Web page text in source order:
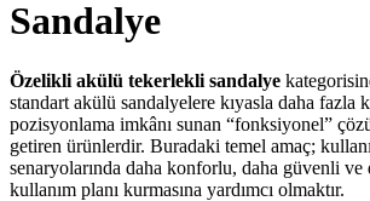
Sandalye
Özelikli akülü tekerlekli sandalye
standart akülü sandalyelere kıyasla daha fazla
pozisyonlama imkânı sunan “fonksiyonel”
getiren ürünlerdir. Buradaki temel amaç;
senaryolarında daha konforlu, daha güvenli
kullanım planı kurmasına yardımcı olmaktır.